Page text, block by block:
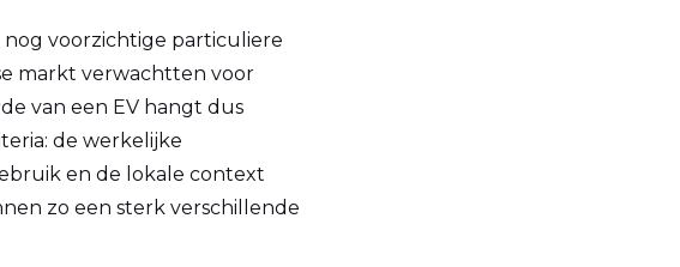
voorzichtige particuliere
markt verwachtten voor
van een EV hangt dus
de werkelijke
en de lokale context
zo een sterk verschillende